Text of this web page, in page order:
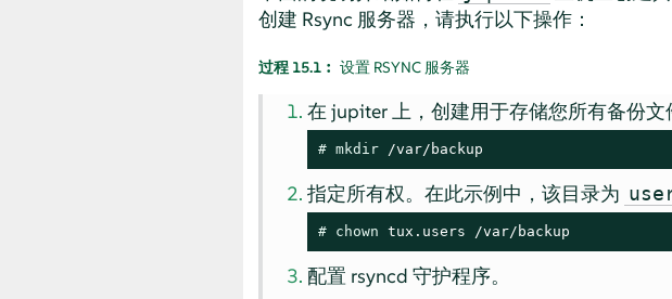
创建 Rsync 服务器，请执行以下操作：
过程 15.1︰ 设置 RSYNC 服务器
在 jupiter 上，创建用于存储您所有备份
# mkdir /var/backup
指定所有权。在此示例中，该目录为
# chown tux.users /var/backup
配置 rsyncd 守护程序。